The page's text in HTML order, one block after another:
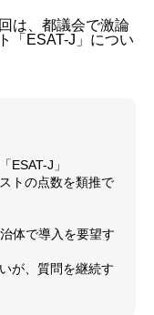
は、都議会で激論
「ESAT-J」につい
ESAT-J」
トの点数を類推で
体で導入を要望す
が、質問を継続す